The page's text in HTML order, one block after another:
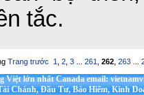
tắc.
Trang trước 1 2 3 261 262 263
Việt lớn nhất Canada email:
Chánh, Đầu Tư, Bảo Hiểm, Kinh